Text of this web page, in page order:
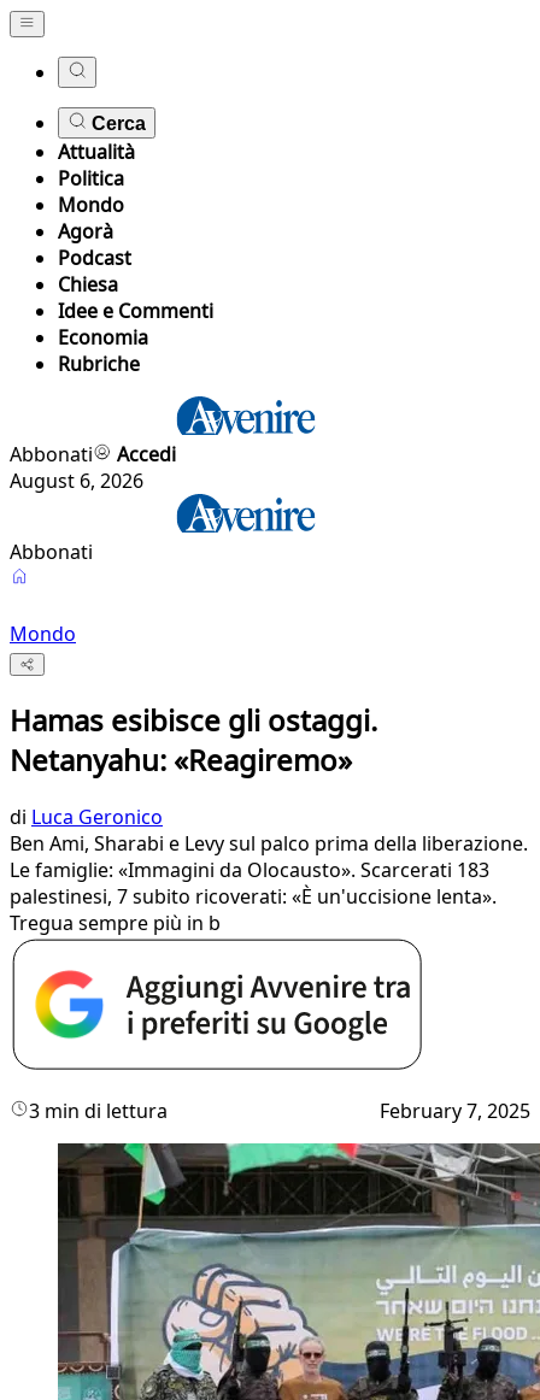
Cerca
Attualità
Politica
Mondo
Agorà
Podcast
Chiesa
Idee e Commenti
Economia
Rubriche
Abbonati
Accedi
August 6, 2026
Abbonati
Mondo
Hamas esibisce gli ostaggi.
Netanyahu: «Reagiremo»
di Luca Geronico
Ben Ami, Sharabi e Levy sul palco prima della liberazione.
Le famiglie: «Immagini da Olocausto». Scarcerati 183
palestinesi, 7 subito ricoverati: «È un'uccisione lenta».
Tregua sempre più in b
3 min di lettura February 7, 2025